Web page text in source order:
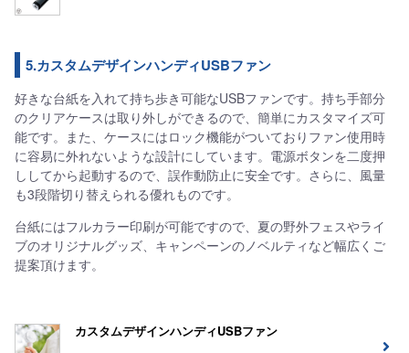
5.カスタムデザインハンディUSBファン
好きな台紙を入れて持ち歩き可能なUSBファンです。持ち手部分
のクリアケースは取り外しができるので、簡単にカスタマイズ可
能です。また、ケースにはロック機能がついておりファン使用時
に容易に外れないような設計にしています。電源ボタンを二度押
ししてから起動するので、誤作動防止に安全です。さらに、風量
も3段階切り替えられる優れものです。
台紙にはフルカラー印刷が可能ですので、夏の野外フェスやライ
ブのオリジナルグッズ、キャンペーンのノベルティなど幅広くご
提案頂けます。
カスタムデザインハンディUSBファン